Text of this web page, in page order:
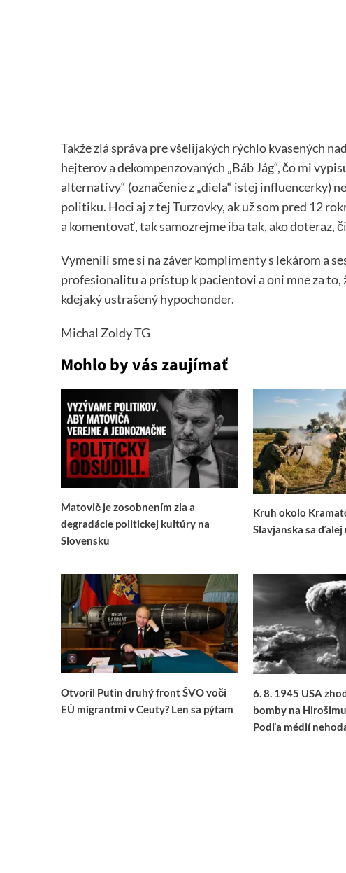
Takže zlá správa pre všelijakých rýchlo kvasených
hejterov a dekompenzovaných „Báb Jág“, čo mi
alternatívy“ (označenie z „diela“ istej influencerky)
politiku. Hoci aj z tej Turzovky, ak už som pred 12
a komentovať, tak samozrejme iba tak, ako doteraz,
Vymenili sme si na záver komplimenty s lekárom a
profesionalitu a prístup k pacientovi a oni mne za
kdejaký ustrašený hypochonder.
Michal ZoldyTG
Mohlo by vás zaujímať
Matovič je zosobnením zla a
degradácie politickej kultúry na
Slovensku
Kruh okolo
Slavjanska sa ďalej
Otvoril Putin druhý front ŠVO voči
EÚ migrantmi v Ceuty? Len sa pýtam
6. 8. 1945 USA
bomby na
Podľa médií